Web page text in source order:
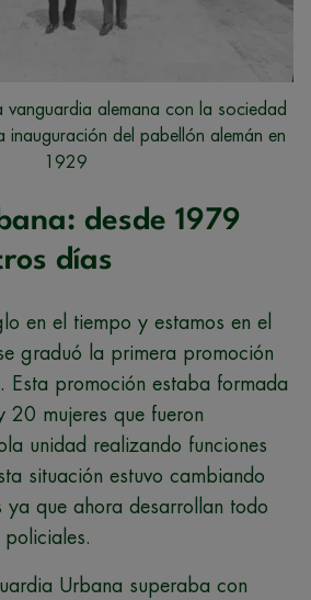
vanguardia alemana con la sociedad
inauguración del pabellón alemán en
1929
desde 1979
días
en el tiempo y estamos en el
graduó la primera promoción
Esta promoción estaba formada
mujeres que fueron
unidad realizando funciones
situación estuvo cambiando
ya que ahora desarrollan todo
Urbana superaba con